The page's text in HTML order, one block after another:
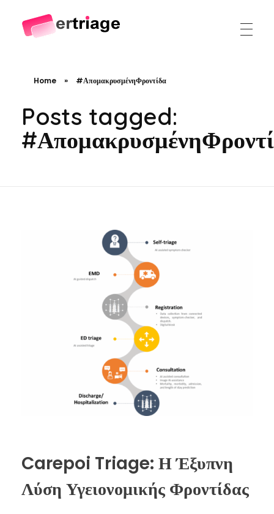
Home » #ΑπομακρυσμένηΦροντίδα
Posts tagged:
Carepoi Triage: Η Έξυπνη
Λύση Υγειονομικής Φροντίδας